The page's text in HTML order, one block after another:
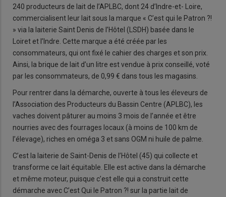
240 producteurs de lait de l’APLBC, dont 24 d’Indre-et- Loire,
commercialisent leur lait sous la marque « C’est qui le Patron ?!
» via la laiterie Saint Denis de l’Hôtel (LSDH) basée dans le
Loiret et l’Indre. Cette marque a été créée par les
consommateurs, qui ont fixé le cahier des charges et son prix.
Ainsi, la brique de lait d’un litre est vendue à prix conseillé, voté
par les consommateurs, de 0,99 € dans tous les magasins.
Pour rentrer dans la démarche, ouverte à tous les éleveurs de
l’Association des Producteurs du Bassin Centre (APLBC), les
vaches doivent pâturer au moins 3 mois de l’année et être
nourries avec des fourrages locaux (à moins de 100 km de
l’élevage), riches en oméga 3 et sans OGM ni huile de palme.
C’est la laiterie de Saint-Denis de l’Hôtel (45) qui collecte et
transforme ce lait équitable. Elle est active dans la démarche
et même moteur, puisque c’est elle qui a construit cette
démarche avec C’est Qui le Patron ?! sur la partie lait de